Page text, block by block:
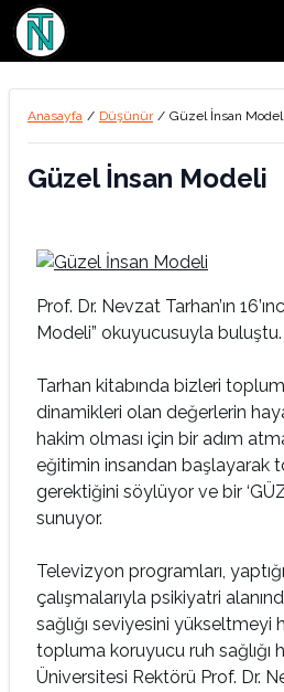
Anasayfa / Düşünür / Güzel İnsan Modeli
Güzel İnsan Modeli
Prof. Dr. Nevzat Tarhan’ın
Modeli” okuyucusuyla buluştu.
Tarhan kitabında bizleri
dinamikleri olan değerlerin
hakim olması için bir adım
eğitimin insandan başlayarak
gerektiğini söylüyor ve bir
sunuyor.
Televizyon programları,
çalışmalarıyla psikiyatri
sağlığı seviyesini yükseltmeyi
topluma koruyucu ruh sağlığı
Üniversitesi Rektörü Prof. Dr.